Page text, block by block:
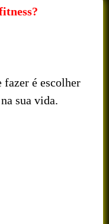
fazer é escolher
sua vida.